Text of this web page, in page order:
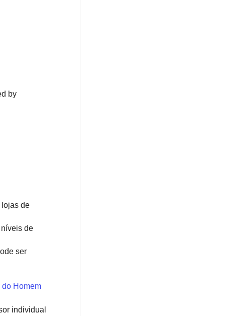
by
lojas de
de
ser
do Homem
individual